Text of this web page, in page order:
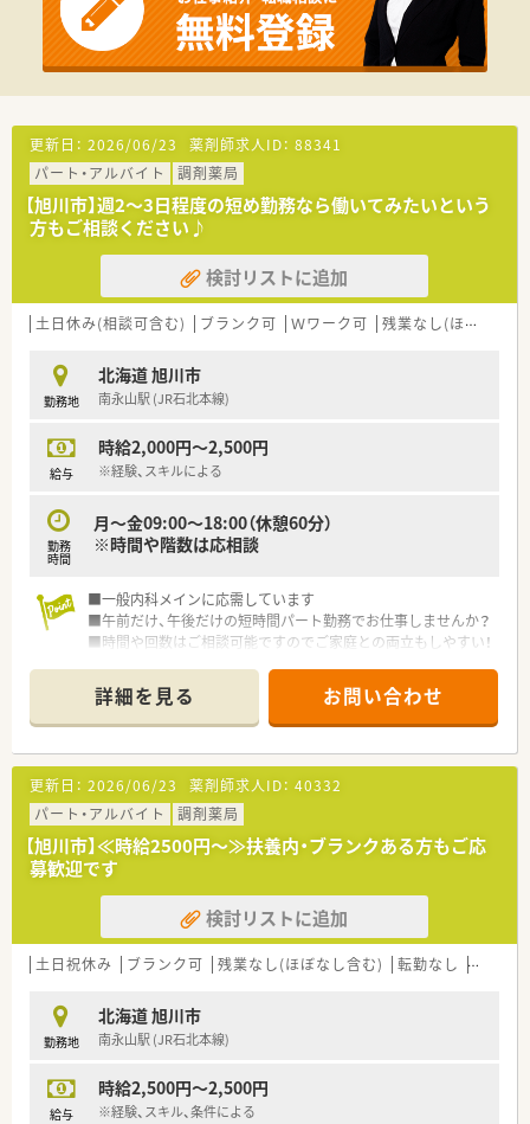
〈企業紹介〉
■全国に400店舗以上展開する大手調剤薬局です。
地域密着型店舗の割合が76.8%と高く、地域の人々の暮らしや
人生に寄り添う地域に根付いた薬局展開を行っています。
相談も可能です！
全国展開の薬局だからこそ！の安心感があります。
更新日： 2026/06/23 薬剤師求人ID： 88341
パート・アルバイト
調剤薬局
【旭川市】週2～3日程度の短め勤務なら働いてみたいという
方もご相談ください♪
検討リストに追加
土日休み(相談可含む) ブランク可 Ｗワーク可 残業なし(ほぼなし含む)
勤務地
北海道 旭川市
南永山駅 (JR石北本線)
給与
時給2,000円～2,500円
※経験、スキルによる
勤務
時間
月～金09:00～18:00（休憩60分）
※時間や階数は応相談
■一般内科メインに応需しています
■午前だけ、午後だけの短時間パート勤務でお仕事しませんか？
■時間や回数はご相談可能ですのでご家庭との両立もしやすい！
■子育て中のママさん薬剤師のお仕事復帰のご相談も歓迎いた
します
詳細を見る お問い合わせ
更新日： 2026/06/23 薬剤師求人ID： 40332
パート・アルバイト
調剤薬局
【旭川市】≪時給2500円～≫扶養内・ブランクある方もご応
募歓迎です
検討リストに追加
土日祝休み ブランク可 残業なし(ほぼなし含む) 転勤なし 車通勤
勤務地
北海道 旭川市
南永山駅 (JR石北本線)
給与
時給2,500円～2,500円
※経験、スキル、条件による